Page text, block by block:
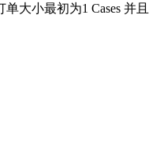
大小最初为1 Cases 并且